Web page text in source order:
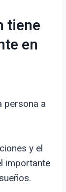
tiene
en
persona a
y el
importante